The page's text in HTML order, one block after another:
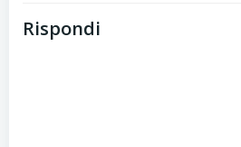
Rispondi